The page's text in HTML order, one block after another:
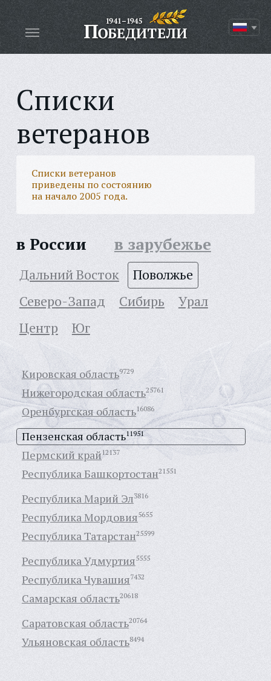
Списки
ветеранов
Списки ветеранов
приведены по состоянию
на начало 2005 года.
в России в зарубежье
Дальний Восток
Поволжье
Северо-Запад
Сибирь
Урал
Центр
Юг
Кировская область9729
Нижегородская область25761
Оренбургская область16086
Пензенская область11951
Пермский край 12137
Республика Башкортостан21551
Республика Марий Эл3816
Республика Мордовия5655
Республика Татарстан25599
Республика Удмуртия5555
Республика Чувашия7432
Самарская область20618
Саратовская область20764
Ульяновская область8494